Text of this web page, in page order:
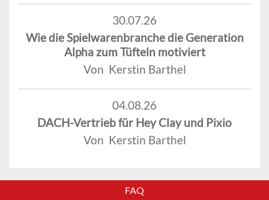
30.07.26
Wie die Spielwarenbranche die Generation
Alpha zum Tüfteln motiviert
Von Kerstin Barthel
04.08.26
DACH-Vertrieb für Hey Clay und Pixio
Von Kerstin Barthel
FAQ